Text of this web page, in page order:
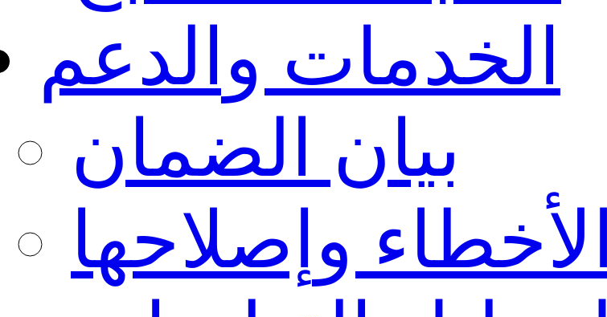
الخدمات والدعم
بيان الضمان
وإصلاحها